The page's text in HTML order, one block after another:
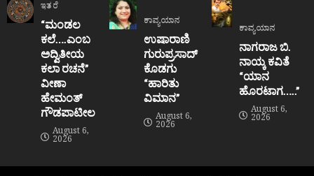
ಇತರೆ
“ಮಂಡಲ
ಕಲೆ….ಎಂಬ
ಅದ್ವಿತೀಯ
ಕಲಾ ರಚನೆ”‌
ವೀಣಾ
ಹೇಮಂತ್‌
ಗೌಡಪಾಟೀಲ
August 6,
2026
ಕಾವ್ಯಯಾನ
ಉಷಾರಾಣಿ
ಗುರುಪ್ರಸಾದ್
ಕೊಡಗು
“ಹಾರಿತು
ವಿಮಾನ”
August 6,
2026
ಕಾವ್ಯಯಾನ
ನಾಗರಾಜ ಬಿ.
ನಾಯ್ಕ ಕವಿತೆ
“ಯಾನ
ಹೊರಟಾಗ…..”
August 6,
2026